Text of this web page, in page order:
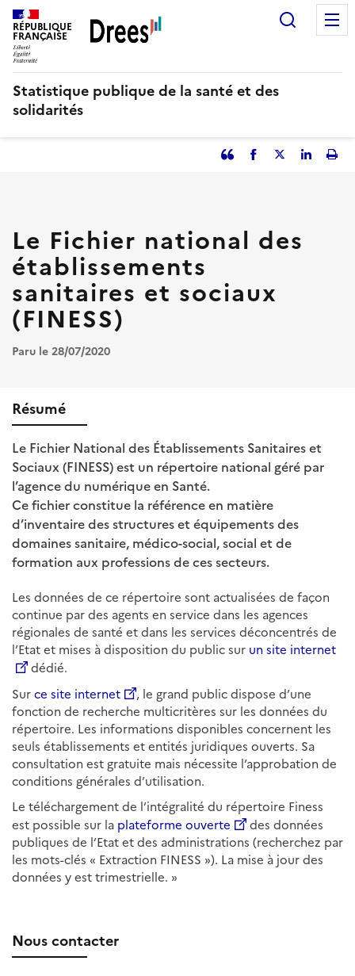
Aller
au
contenu
principal
RÉPUBLIQUE
FRANÇAISE
Statistique publique de la santé et des
solidarités
Partager
que
citation
Facebook
Partager
Partager
Le Fichier national des
établissements
sanitaires et sociaux
(FINESS)
Paru le 28/07/2020
Résumé
Le Fichier National des Établissements Sanitaires et
Sociaux (FINESS) est un répertoire national géré par
l’agence du numérique en Santé.
Ce fichier constitue la référence en matière
d’inventaire des structures et équipements des
domaines sanitaire, médico-social, social et de
formation aux professions de ces secteurs.
Les données de ce répertoire sont actualisées de façon
continue par des agents en service dans les agences
régionales de santé et dans les services déconcentrés de
l’Etat et mises à disposition du public sur un site internet
dédié.
Surce site internet
, le grand public dispose d’une
fonction de recherche multicritères sur les données du
répertoire. Les informations disponibles concernent les
seuls établissements et entités juridiques ouverts. Sa
consultation est gratuite mais nécessite l’approbation de
conditions générales d’utilisation.
Le téléchargement de l’intégralité du répertoire Finess
est possible sur la plateforme ouverte
des données
publiques de l’Etat et des administrations (recherchez par
les mots-clés « Extraction FINESS »). La mise à jour des
données y est trimestrielle. »
Nous contacter